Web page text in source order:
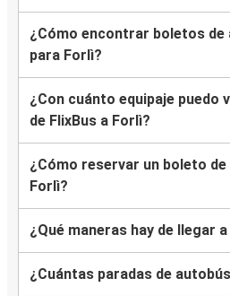
¿Cómo encontrar boletos
para Forlì?
¿Con cuánto equipaje puedo
de FlixBus a Forlì?
¿Cómo reservar un boleto
Forlì?
¿Qué maneras hay de llegar
¿Cuántas paradas de